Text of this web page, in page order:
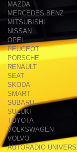
MAZDA
MERCEDES BENZ
MITSUBISHI
NISSAN
OPEL
PEUGEOT
PORSCHE
RENAULT
SEAT
SKODA
SMART
SUBARU
SUZUKI
TOYOTA
VOLKSWAGEN
VOLVO
AUTORADIO